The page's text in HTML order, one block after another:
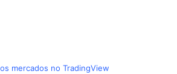
mercados no TradingView